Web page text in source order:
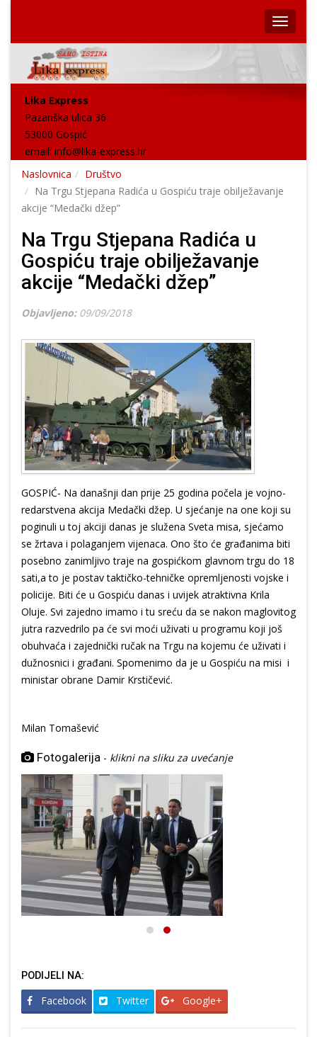
Lika Express
Pazariška ulica 36
53000 Gospić
email: info@lika-express.hr
Naslovnica
Društvo
Na Trgu Stjepana Radića u Gospiću traje obilježavanje
akcije “Medački džep”
Na Trgu Stjepana Radića u
Gospiću traje obilježavanje
akcije “Medački džep”
Objavljeno: 09/09/2018
GOSPIĆ- Na današnji dan prije 25 godina počela je vojno-
redarstvena akcija Medački džep. U sjećanje na one koji su
poginuli u toj akciji danas je služena Sveta misa, sjećamo
se žrtava i polaganjem vijenaca. Ono što će građanima biti
posebno zanimljivo traje na gospićkom glavnom trgu do 18
sati,a to je postav taktičko-tehničke opremljenosti vojske i
policije. Biti će u Gospiću danas i uvijek atraktivna Krila
Oluje. Svi zajedno imamo i tu sreću da se nakon maglovitog
jutra razvedrilo pa će svi moći uživati u programu koji još
obuhvaća i zajednički ručak na Trgu na kojemu će uživati i
dužnosnici i građani. Spomenimo da je u Gospiću na misi i
ministar obrane Damir Krstičević.
Milan Tomašević
Fotogalerija - klikni na sliku za uvećanje
PODIJELI NA:
Facebook Twitter Google+